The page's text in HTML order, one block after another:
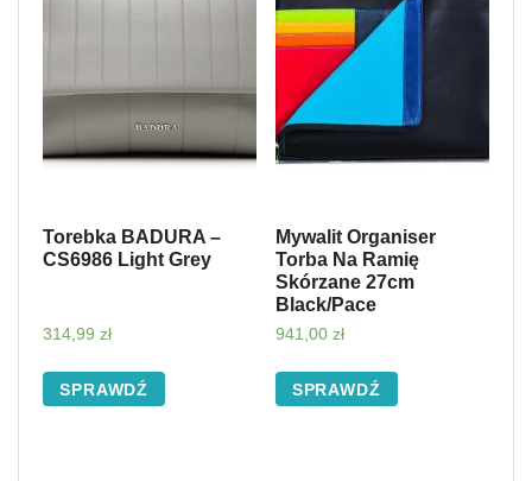
Torebka BADURA –
CS6986 Light Grey
314,99 zł
SPRAWDŹ
Mywalit Organiser
Torba Na Ramię
Skórzane 27cm
Black/Pace
941,00 zł
SPRAWDŹ